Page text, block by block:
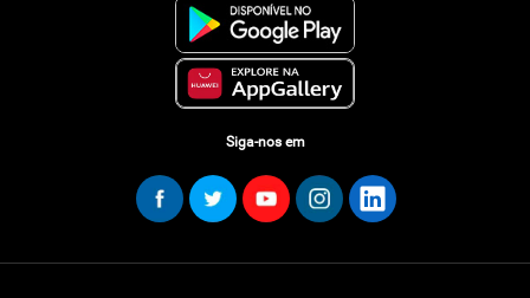
Siga-nos em